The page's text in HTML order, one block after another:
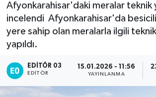
Afyonkarahisar'daki meralar teknik
incelendi Afyonkarahisar'da
yere sahip olan meralarla ilgili
yapıldı.
EDITÖR 03
EDITÖR
15.01.2026 - 11:56
YAYINLANMA
Sivil Toplum
Ekonomi
Magazin
Etkinlikler